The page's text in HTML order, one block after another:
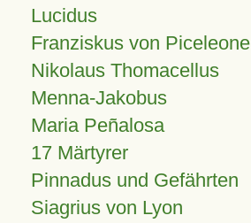
Lucidus
Franziskus von Piceleone
Nikolaus Thomacellus
Menna-Jakobus
Maria Peñalosa
17 Märtyrer
Pinnadus und Gefährten
Siagrius von Lyon